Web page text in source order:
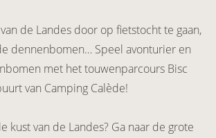
de Landes door op fietstocht te gaan,
dennenbomen… Speel avonturier en
met het touwenparcours Bisc
van Camping Calède!
kust van de Landes? Ga naar de grote